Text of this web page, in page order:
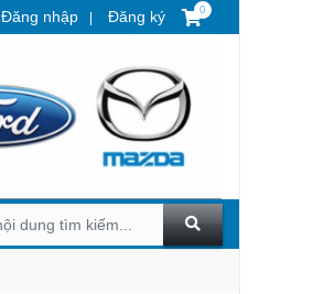
Đăng nhập Đăng ký 0